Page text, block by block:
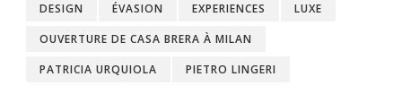
DESIGN
ÉVASION EXPERIENCES
LUXE
OUVERTURE DE CASA BRERA À MILAN
PATRICIA URQUIOLA
PIETRO LINGERI